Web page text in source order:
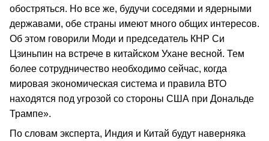
обостряться. Но все же, будучи соседями и ядерными
державами, обе страны имеют много общих интересов.
Об этом говорили Моди и председатель КНР Си
Цзиньпин на встрече в китайском Ухане весной. Тем
более сотрудничество необходимо сейчас, когда
мировая экономическая система и правила ВТО
находятся под угрозой со стороны США при Дональде
Трампе».
По словам эксперта, Индия и Китай будут наверняка